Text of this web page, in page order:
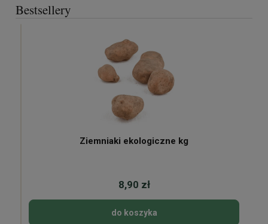
Bestsellery
Ziemniaki ekologiczne kg
8,90 zł
do koszyka